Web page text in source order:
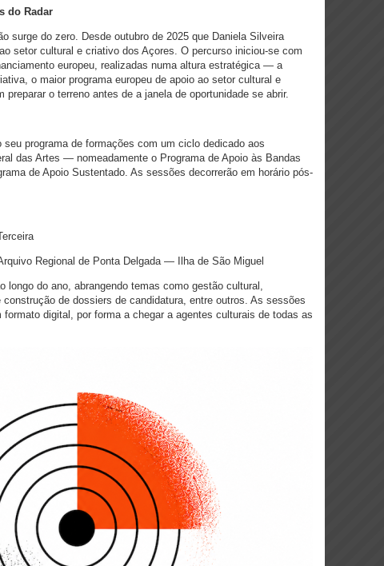
do Radar
surge do zero. Desde outubro de 2025 que Daniela Silveira
setor cultural e criativo dos Açores. O percurso iniciou-se com
europeu, realizadas numa altura estratégica — a
o maior programa europeu de apoio ao setor cultural e
preparar o terreno antes de a janela de oportunidade se abrir.
seu programa de formações com um ciclo dedicado aos
das Artes — nomeadamente o Programa de Apoio às Bandas
de Apoio Sustentado. As sessões decorrerão em horário pós-
Regional de Ponta Delgada — Ilha de São Miguel
longo do ano, abrangendo temas como gestão cultural,
de dossiers de candidatura, entre outros. As sessões
digital, por forma a chegar a agentes culturais de todas as